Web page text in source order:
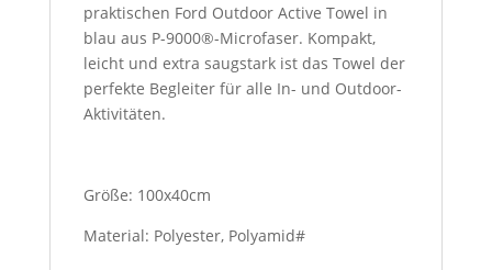
praktischen Ford Outdoor Active Towel in
blau aus P-9000®-Microfaser. Kompakt,
leicht und extra saugstark ist das Towel der
perfekte Begleiter für alle In- und Outdoor-
Aktivitäten.
Größe: 100x40cm
Material: Polyester, Polyamid#